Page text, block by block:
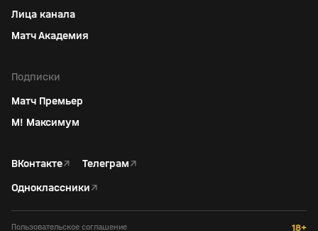
Лица канала
Матч Академия
Подписки
Матч Премьер
М! Максимум
ВКонтакте↗ Телеграм↗
Одноклассники↗
Пользовательское соглашение 18+